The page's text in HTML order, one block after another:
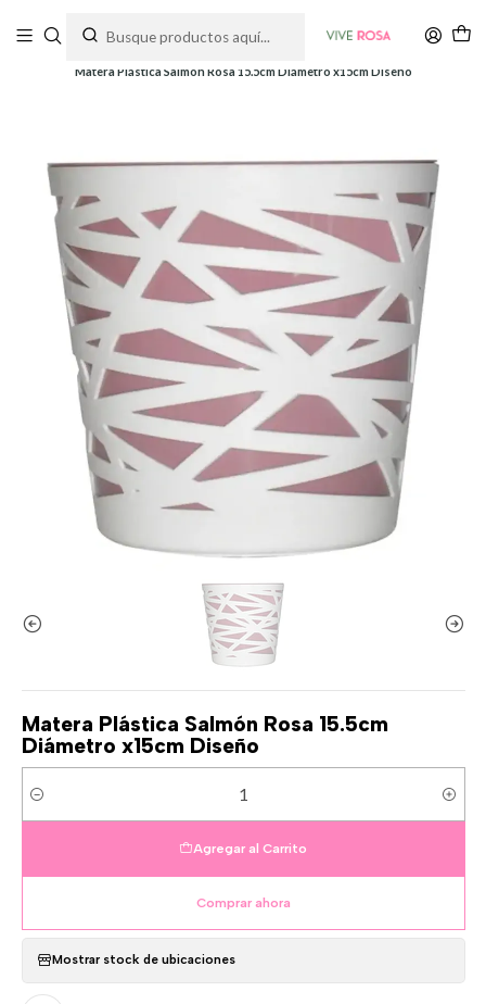
Matera Plástica Salmón Rosa 15.5cm Diámetro x15cm Diseño
Matera Plástica Salmón Rosa 15.5cm
Diámetro x15cm Diseño
Cantidad
Agregar al Carrito
Comprar ahora
Mostrar stock de ubicaciones